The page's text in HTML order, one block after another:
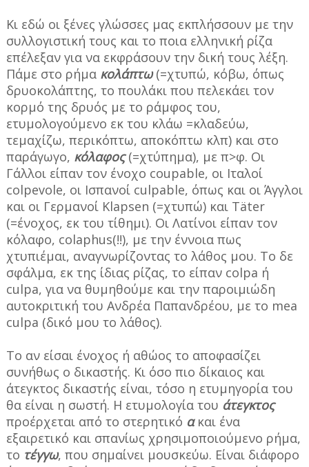
Κι εδώ οι ξένες γλώσσες μας εκπλήσσουν με την
συλλογιστική τους και το ποια ελληνική ρίζα
επέλεξαν για να εκφράσουν την δική τους λέξη.
Πάμε στο ρήμα κολάπτω(=χτυπώ, κόβω, όπως
δρυοκολάπτης, το πουλάκι που πελεκάει τον
κορμό της δρυός με το ράμφος του,
ετυμολογούμενο εκ του κλάω =κλαδεύω,
τεμαχίζω, περικόπτω, αποκόπτω κλπ) και στο
παράγωγο, κόλαφος(=χτύπημα), με π>φ. Οι
Γάλλοι είπαν τον ένοχο coupable, οι Ιταλοί
colpevole, οι Ισπανοί culpable, όπως και οι Άγγλοι
και οι Γερμανοί Klapsen (=χτυπώ) και Täter
(=ένοχος, εκ του τίθημι). Οι Λατίνοι είπαν τον
κόλαφο, colaphus(!!), με την έννοια πως
χτυπιέμαι, αναγνωρίζοντας το λάθος μου. Το δε
σφάλμα, εκ της ίδιας ρίζας, το είπαν colpa ή
culpa, για να θυμηθούμε και την παροιμιώδη
αυτοκριτική του Ανδρέα Παπανδρέου, με το mea
culpa (δικό μου το λάθος).
Το αν είσαι ένοχος ή αθώος το αποφασίζει
συνήθως ο δικαστής. Κι όσο πιο δίκαιος και
άτεγκτος δικαστής είναι, τόσο η ετυμηγορία του
θα είναι η σωστή. Η ετυμολογία του άτεγκτος
προέρχεται από το στερητικό ακαι ένα
εξαιρετικό και σπανίως χρησιμοποιούμενο ρήμα,
το τέγγω, που σημαίνει μουσκεύω. Είναι διάφορο